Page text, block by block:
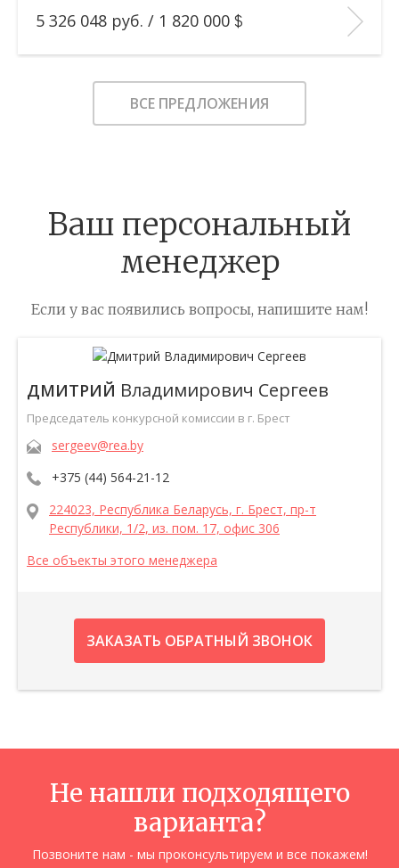
Площадь (общ/жил/кух), м2 :
5032/—/—
В ИЗБРАННОЕ
5 326 048 руб. / 1 820 000
ВСЕ ПРЕДЛОЖЕНИЯ
Ваш персональный
менеджер
Если у вас появились вопросы, напишите нам!
ДМИТРИЙ Владимирович Сергеев
Председатель конкурсной комиссии в г. Брест
sergeev@rea.by
+375 (44) 564-21-12
224023, Республика Беларусь, г. Брест, пр-т
Республики, 1/2, из. пом. 17, офис 306
Все объекты этого менеджера
ЗАКАЗАТЬ ОБРАТНЫЙ ЗВОНОК
Не нашли подходящего
варианта?
Позвоните нам - мы проконсультируем и все покажем!